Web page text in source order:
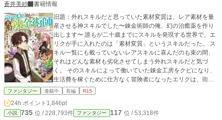
蒼井美紗
書籍情報
旧題：外れスキルだと思っていた素材変質は、レア素材を量
産させる神スキルでした〜錬金術師の俺、幻の治癒薬を作り
出します〜 誰もが二十歳までにスキルを発現する世界で、エ
リクが手に入れたのは「素材変質」というスキルだった。 ス
キル一覧にも載っていないレアスキルに喜んだのも束の間、
それはどんな素材も劣化させてしまう外れスキルだと気づ
く。 そのスキルによって働いていた錬金工房をクビになり、
生活費を稼ぐために仕方なく冒険者になったエリクは、街の
外で採取前の素材に触れたことでスキルの真価に気づいた。
材をより良いものに変化させるというものだったのだ。 スキ
ルの真の力に気づいたエリクは、その力によって激レア素材
ファンタジー 連載中 長編 R15
24h.ポイント 1,846pt
小説 735 位 / 228,793件 ファンタジー 117 位 / 53,318件